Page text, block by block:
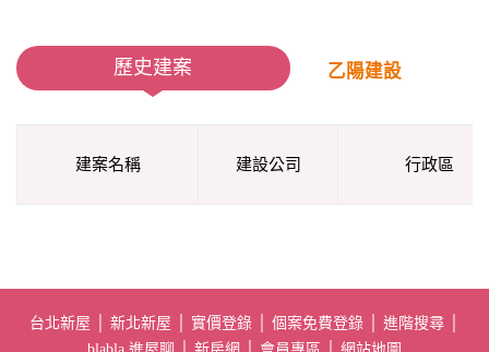
歷史建案 乙陽建設
建案名稱 建設公司 行政區
台北新屋 新北新屋 實價登錄 個案免費登錄 進階搜尋